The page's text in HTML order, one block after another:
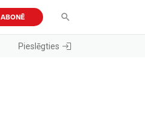
ABONĒ
Pieslēgties